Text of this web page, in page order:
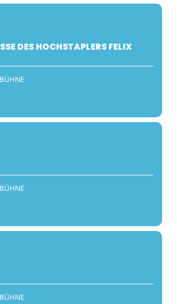
DES HOCHSTAPLERS FELIX